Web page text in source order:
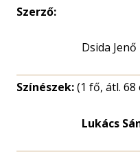
Szerző:
Dsida Jenő
Színészek:(1 fő, átl. 68
Lukács